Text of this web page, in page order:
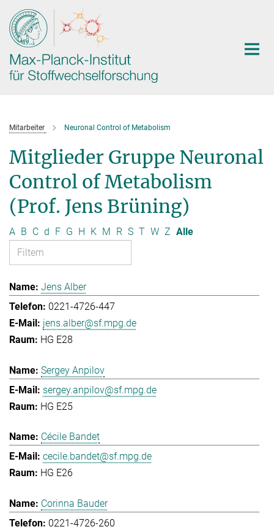
Hauptinhalt
Mitarbeiter Neuronal Control of Metabolism
Mitglieder Gruppe Neuronal
Control of Metabolism
(Prof. Jens Brüning)
A B C d F G H K M R S T W Z Alle
Jens Alber
0221-4726-447
jens.alber@sf.mpg.de
HG E28
Sergey Anpilov
sergey.anpilov@sf.mpg.de
HG E25
Cécile Bandet
cecile.bandet@sf.mpg.de
HG E26
Corinna Bauder
0221-4726-260